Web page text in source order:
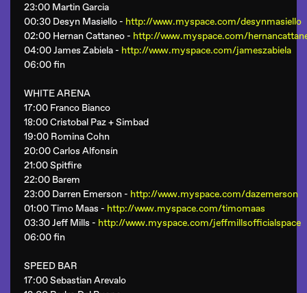
23:00 Martin Garcia
00:30 Desyn Masiello - http://www.myspace.com/desynmasiello
02:00 Hernan Cattaneo - http://www.myspace.com/
04:00 James Zabiela - http://www.myspace.com/jameszabiela
06:00 fin
WHITE ARENA
17:00 Franco Bianco
18:00 Cristobal Paz + Simbad
19:00 Romina Cohn
20:00 Carlos Alfonsín
21:00 Spitfire
22:00 Barem
23:00 Darren Emerson - http://www.myspace.com/dazemerson
01:00 Timo Maas - http://www.myspace.com/timomaas
03:30 Jeff Mills - http://www.myspace.com/jeffmillsofficialspace
06:00 fin
SPEED BAR
17:00 Sebastian Arevalo